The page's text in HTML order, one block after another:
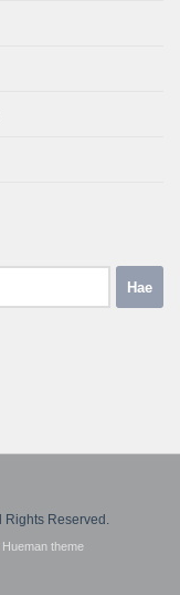
Rights Reserved.
Hueman theme